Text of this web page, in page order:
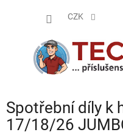
CZK
Spotřební díly k
17/18/26